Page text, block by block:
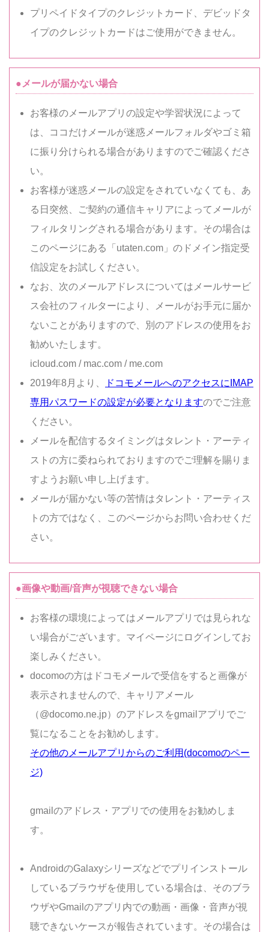
プリペイドタイプのクレジットカード、デビッドタ
イプのクレジットカードはご使用ができません。
●メールが届かない場合
お客様のメールアプリの設定や学習状況によって
は、ココだけメールが迷惑メールフォルダやゴミ箱
に振り分けられる場合がありますのでご確認くださ
い。
お客様が迷惑メールの設定をされていなくても、あ
る日突然、ご契約の通信キャリアによってメールが
フィルタリングされる場合があります。その場合は
このページにある「utaten.com」のドメイン指定受
信設定をお試しください。
なお、次のメールアドレスについてはメールサービ
ス会社のフィルターにより、メールがお手元に届か
ないことがありますので、別のアドレスの使用をお
勧めいたします。
icloud.com / mac.com / me.com
2019年8月より、
ドコモメールへのアクセスにIMAP
専用パスワードの設定が必要となりますのでご注意
ください。
メールを配信するタイミングはタレント・アーティ
ストの方に委ねられておりますのでご理解を賜りま
すようお願い申し上げます。
メールが届かない等の苦情はタレント・アーティス
トの方ではなく、このページからお問い合わせくだ
さい。
●画像や動画/音声が視聴できない場合
お客様の環境によってはメールアプリでは見られな
い場合がございます。マイページにログインしてお
楽しみください。
docomoの方はドコモメールで受信をすると画像が
表示されませんので、キャリアメール
（@docomo.ne.jp）のアドレスをgmailアプリでご
覧になることをお勧めします。
その他のメールアプリからのご利用(docomoのペー
ジ)
gmailのアドレス・アプリでの使用をお勧めしま
す。
AndroidのGalaxyシリーズなどでプリインストール
しているブラウザを使用している場合は、そのブラ
ウザやGmailのアプリ内での動画・画像・音声が視
聴できないケースが報告されています。その場合は